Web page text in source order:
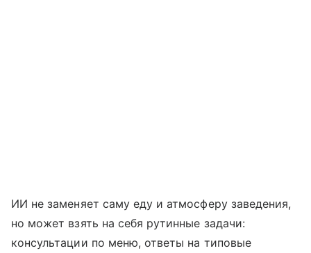
ИИ не заменяет саму еду и атмосферу заведения,
но может взять на себя рутинные задачи:
консультации по меню, ответы на типовые